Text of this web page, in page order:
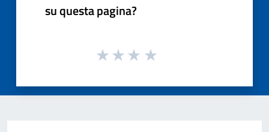
su questa pagina?